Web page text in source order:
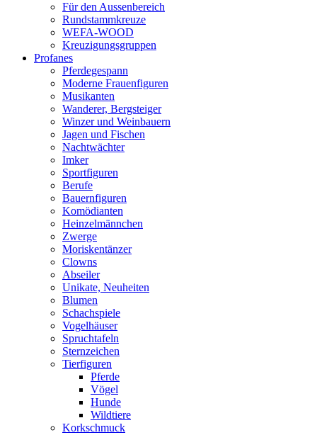
Für den Aussenbereich
Rundstammkreuze
WEFA-WOOD
Kreuzigungsgruppen
Profanes
Pferdegespann
Moderne Frauenfiguren
Musikanten
Wanderer, Bergsteiger
Winzer und Weinbauern
Jagen und Fischen
Nachtwächter
Imker
Sportfiguren
Berufe
Bauernfiguren
Komödianten
Heinzelmännchen
Zwerge
Moriskentänzer
Clowns
Abseiler
Unikate, Neuheiten
Blumen
Schachspiele
Vogelhäuser
Spruchtafeln
Sternzeichen
Tierfiguren
Pferde
Vögel
Hunde
Wildtiere
Korkschmuck